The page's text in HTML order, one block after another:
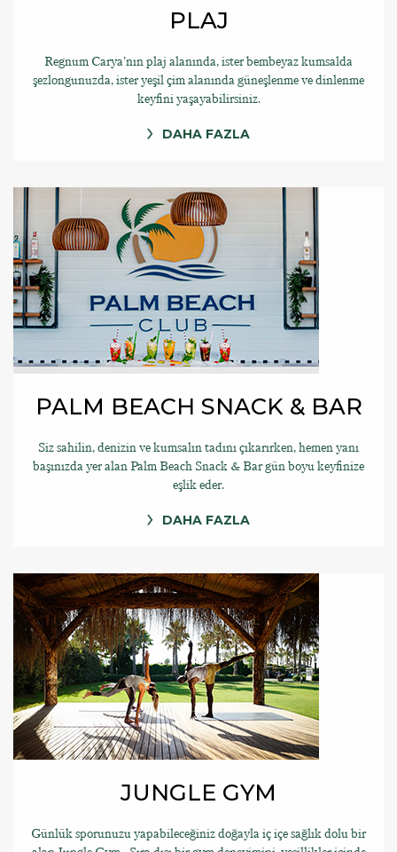
PLAJ
Regnum Carya’nın plaj alanında, ister bembeyaz kumsalda
şezlongunuzda, ister yeşil çim alanında güneşlenme ve dinlenme
keyfini yaşayabilirsiniz.
DAHA FAZLA
PALM BEACH SNACK & BAR
Siz sahilin, denizin ve kumsalın tadını çıkarırken, hemen yanı
başınızda yer alan Palm Beach Snack & Bar gün boyu keyfinize
eşlik eder.
DAHA FAZLA
JUNGLE GYM
Günlük sporunuzu yapabileceğiniz doğayla iç içe sağlık dolu bir